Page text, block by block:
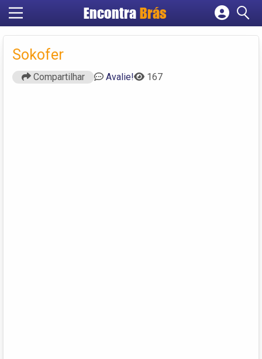
Encontra Brás
Cadastrar empresa
Sokofer
Compartilhar Avalie! 167